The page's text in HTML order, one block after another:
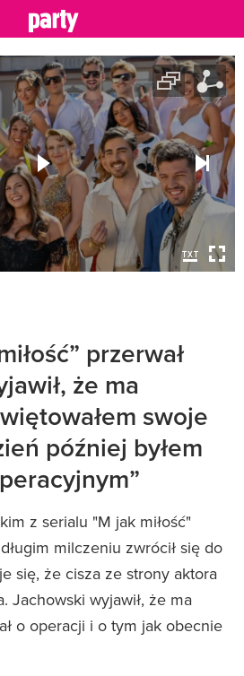
przerwał
że ma
swoje
później byłem
z serialu "M jak miłość"
milczeniu zwrócił się do
się, że cisza ze strony aktora
Jachowski wyjawił, że ma
o operacji i o tym jak obecnie